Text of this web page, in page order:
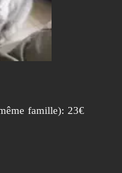
famille): 23€